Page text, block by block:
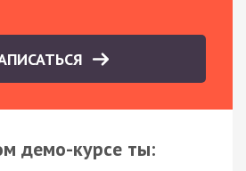
демо-курсе ты: